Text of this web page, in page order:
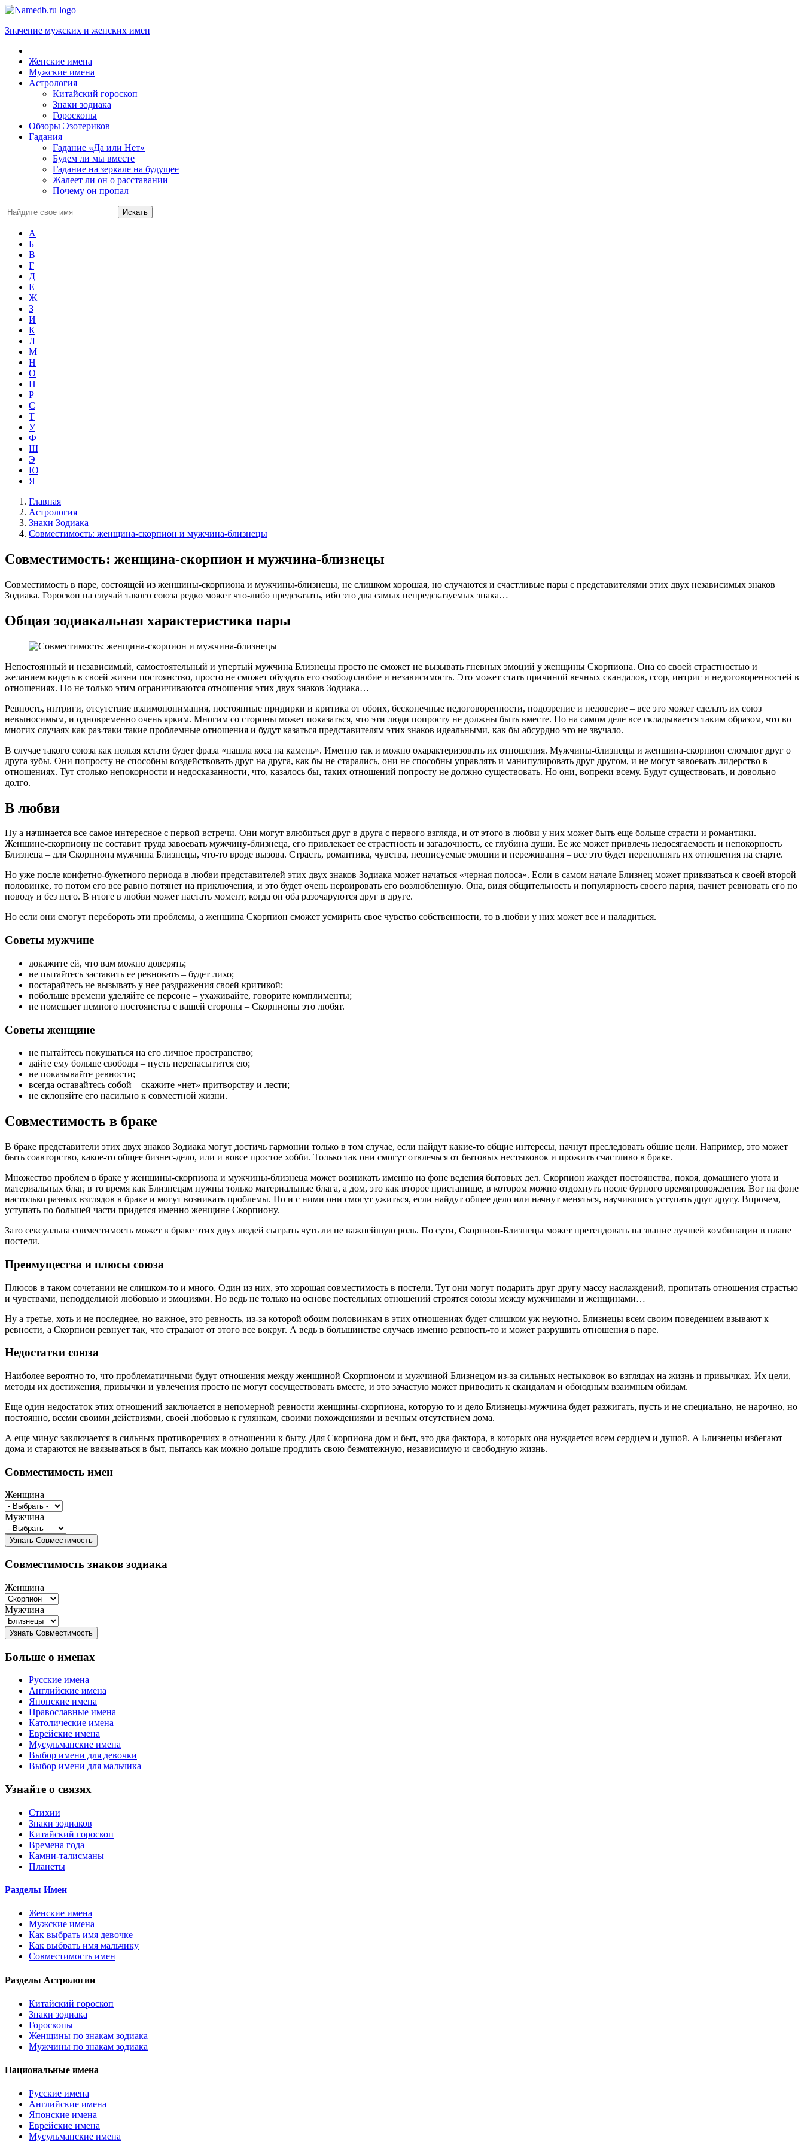
Значение мужских и женских имен
Женские имена
Мужские имена
Астрология
Китайский гороскоп
Знаки зодиака
Гороскопы
Обзоры Эзотериков
Гадания
Гадание «Да или Нет»
Будем ли мы вместе
Гадание на зеркале на будущее
Жалеет ли он о расставании
Почему он пропал
А
Б
В
Г
Д
Е
Ж
З
И
К
Л
М
Н
О
П
Р
С
Т
У
Ф
Ш
Э
Ю
Я
Главная
Астрология
Знаки Зодиака
Совместимость: женщина-скорпион и мужчина-близнецы
Совместимость: женщина-скорпион и мужчина-близнецы
Совместимость в паре, состоящей из женщины-скорпиона и мужчины-близнецы, не слишком хорошая, но случаются и счастливые пары с представителями этих двух независимых знаков
Зодиака. Гороскоп на случай такого союза редко может что-либо предсказать, ибо это два самых непредсказуемых знака…
Общая зодиакальная характеристика пары
Непостоянный и независимый, самостоятельный и упертый мужчина Близнецы просто не сможет не вызывать гневных эмоций у женщины Скорпиона. Она со своей страстностью и
желанием видеть в своей жизни постоянство, просто не сможет обуздать его свободолюбие и независимость. Это может стать причиной вечных скандалов, ссор, интриг и недоговоренностей в
отношениях. Но не только этим ограничиваются отношения этих двух знаков Зодиака…
Ревность, интриги, отсутствие взаимопонимания, постоянные придирки и критика от обоих, бесконечные недоговоренности, подозрение и недоверие – все это может сделать их союз
невыносимым, и одновременно очень ярким. Многим со стороны может показаться, что эти люди попросту не должны быть вместе. Но на самом деле все складывается таким образом, что во
многих случаях как раз-таки такие проблемные отношения и будут казаться представителям этих знаков идеальными, как бы абсурдно это не звучало.
В случае такого союза как нельзя кстати будет фраза «нашла коса на камень». Именно так и можно охарактеризовать их отношения. Мужчины-близнецы и женщина-скорпион сломают друг о
друга зубы. Они попросту не способны воздействовать друг на друга, как бы не старались, они не способны управлять и манипулировать друг другом, и не могут завоевать лидерство в
отношениях. Тут столько непокорности и недосказанности, что, казалось бы, таких отношений попросту не должно существовать. Но они, вопреки всему. Будут существовать, и довольно
долго.
В любви
Ну а начинается все самое интересное с первой встречи. Они могут влюбиться друг в друга с первого взгляда, и от этого в любви у них может быть еще больше страсти и романтики.
Женщине-скорпиону не составит труда завоевать мужчину-близнеца, его привлекает ее страстность и загадочность, ее глубина души. Ее же может привлечь недосягаемость и непокорность
Близнеца – для Скорпиона мужчина Близнецы, что-то вроде вызова. Страсть, романтика, чувства, неописуемые эмоции и переживания – все это будет переполнять их отношения на старте.
Но уже после конфетно-букетного периода в любви представителей этих двух знаков Зодиака может начаться «черная полоса». Если в самом начале Близнец может привязаться к своей второй
половинке, то потом его все равно потянет на приключения, и это будет очень нервировать его возлюбленную. Она, видя общительность и популярность своего парня, начнет ревновать его по
поводу и без него. В итоге в любви может настать момент, когда он оба разочаруются друг в друге.
Но если они смогут перебороть эти проблемы, а женщина Скорпион сможет усмирить свое чувство собственности, то в любви у них может все и наладиться.
Советы мужчине
докажите ей, что вам можно доверять;
не пытайтесь заставить ее ревновать – будет лихо;
постарайтесь не вызывать у нее раздражения своей критикой;
побольше времени уделяйте ее персоне – ухаживайте, говорите комплименты;
не помешает немного постоянства с вашей стороны – Скорпионы это любят.
Советы женщине
не пытайтесь покушаться на его личное пространство;
дайте ему больше свободы – пусть перенасытится ею;
не показывайте ревности;
всегда оставайтесь собой – скажите «нет» притворству и лести;
не склоняйте его насильно к совместной жизни.
Совместимость в браке
В браке представители этих двух знаков Зодиака могут достичь гармонии только в том случае, если найдут какие-то общие интересы, начнут преследовать общие цели. Например, это может
быть соавторство, какое-то общее бизнес-дело, или и вовсе простое хобби. Только так они смогут отвлечься от бытовых нестыковок и прожить счастливо в браке.
Множество проблем в браке у женщины-скорпиона и мужчины-близнеца может возникать именно на фоне ведения бытовых дел. Скорпион жаждет постоянства, покоя, домашнего уюта и
материальных благ, в то время как Близнецам нужны только материальные блага, а дом, это как второе пристанище, в котором можно отдохнуть после бурного времяпровождения. Вот на фоне
настолько разных взглядов в браке и могут возникать проблемы. Но и с ними они смогут ужиться, если найдут общее дело или начнут меняться, научившись уступать друг другу. Впрочем,
уступать по большей части придется именно женщине Скорпиону.
Зато сексуальна совместимость может в браке этих двух людей сыграть чуть ли не важнейшую роль. По сути, Скорпион-Близнецы может претендовать на звание лучшей комбинации в плане
постели.
Преимущества и плюсы союза
Плюсов в таком сочетании не слишком-то и много. Один из них, это хорошая совместимость в постели. Тут они могут подарить друг другу массу наслаждений, пропитать отношения страстью
и чувствами, неподдельной любовью и эмоциями. Но ведь не только на основе постельных отношений строятся союзы между мужчинами и женщинами…
Ну а третье, хоть и не последнее, но важное, это ревность, из-за которой обоим половинкам в этих отношениях будет слишком уж неуютно. Близнецы всем своим поведением взывают к
ревности, а Скорпион ревнует так, что страдают от этого все вокруг. А ведь в большинстве случаев именно ревность-то и может разрушить отношения в паре.
Недостатки союза
Наиболее вероятно то, что проблематичными будут отношения между женщиной Скорпионом и мужчиной Близнецом из-за сильных нестыковок во взглядах на жизнь и привычках. Их цели,
методы их достижения, привычки и увлечения просто не могут сосуществовать вместе, и это зачастую может приводить к скандалам и обоюдным взаимным обидам.
Еще один недостаток этих отношений заключается в непомерной ревности женщины-скорпиона, которую то и дело Близнецы-мужчина будет разжигать, пусть и не специально, не нарочно, но
постоянно, всеми своими действиями, своей любовью к гулянкам, своими похождениями и вечным отсутствием дома.
А еще минус заключается в сильных противоречиях в отношении к быту. Для Скорпиона дом и быт, это два фактора, в которых она нуждается всем сердцем и душой. А Близнецы избегают
дома и стараются не ввязываться в быт, пытаясь как можно дольше продлить свою безмятежную, независимую и свободную жизнь.
Совместимость имен
Женщина
Мужчина
Совместимость знаков зодиака
Женщина
Мужчина
Больше о именах
Русские имена
Английские имена
Японские имена
Православные имена
Католические имена
Еврейские имена
Мусульманские имена
Выбор имени для девочки
Выбор имени для мальчика
Узнайте о связях
Стихии
Знаки зодиаков
Китайский гороскоп
Времена года
Камни-талисманы
Планеты
Разделы Имен
Женские имена
Мужские имена
Как выбрать имя девочке
Как выбрать имя мальчику
Совместимость имен
Разделы Астрологии
Китайский гороскоп
Знаки зодиака
Гороскопы
Женщины по знакам зодиака
Мужчины по знакам зодиака
Национальные имена
Русские имена
Английские имена
Японские имена
Еврейские имена
Мусульманские имена